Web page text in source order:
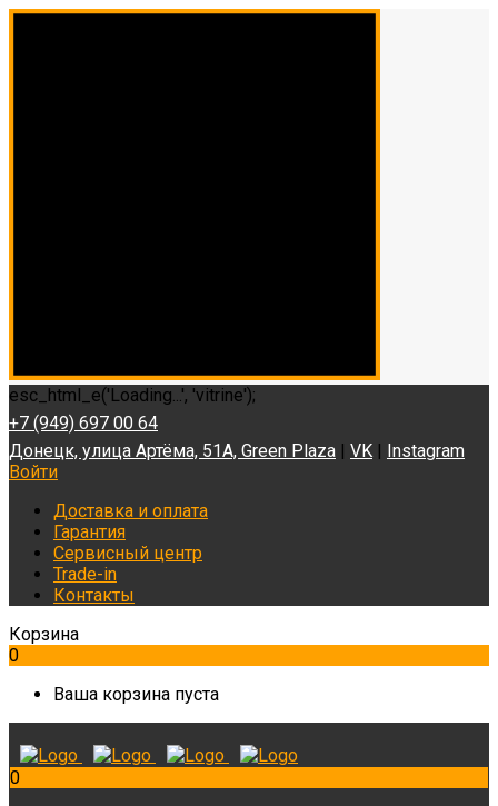
esc_html_e('Loading...', 'vitrine');
+7 (949) 697 00 64
Донецк, улица Артёма, 51А, Green Plaza | VK | Instagram
Войти
Доставка и оплата
Гарантия
Сервисный центр
Trade-in
Контакты
Корзина
0
Ваша корзина пуста
0